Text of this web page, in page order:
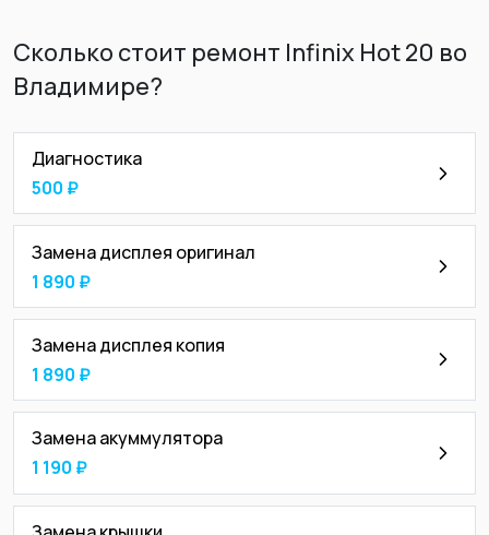
Сколько стоит ремонт Infinix Hot 20 во
Владимире?
Диагностика
500 ₽
Замена дисплея оригинал
1 890 ₽
Замена дисплея копия
1 890 ₽
Замена акуммулятора
1 190 ₽